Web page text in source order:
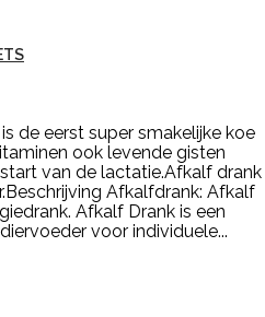
de eerst super smakelijke koe
ook levende gisten
van de lactatie.Afkalf drank
Afkalfdrank: Afkalf
Afkalf Drank is een
voor individuele...